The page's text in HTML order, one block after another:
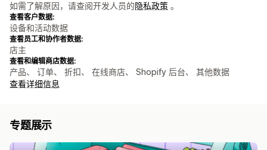
如需了解原因，请查阅开发人员的隐私政策 。
查看客户数据:
设备和活动数据
查看员工和协作者数据:
店主
查看和编辑商店数据:
产品、 订单、 折扣、 在线商店、 Shopify 后台、 其他数据
查看详细信息
专题展示